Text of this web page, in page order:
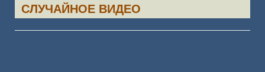
СЛУЧАЙНОЕ ВИДЕО